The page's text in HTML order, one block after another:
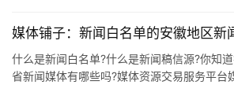
媒体铺子：新闻白名单的安徽地区新
什么是新闻白名单?什么是新闻稿信源?你知
省新闻媒体有哪些吗?媒体资源交易服务平台